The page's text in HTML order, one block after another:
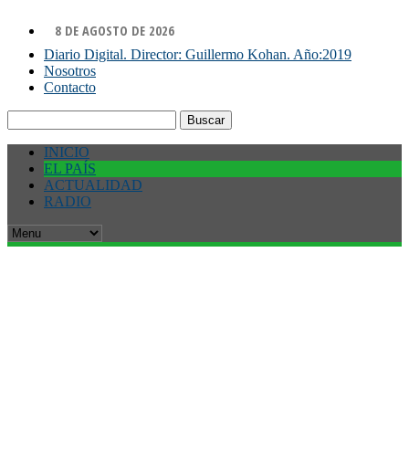
8 DE AGOSTO DE 2026
Diario Digital. Director: Guillermo Kohan. Año:2019
Nosotros
Contacto
INICIO
EL PAÍS
ACTUALIDAD
RADIO